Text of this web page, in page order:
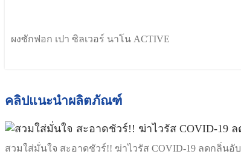
ผงซักฟอก เปา ซิลเวอร์ นาโน ACTIVE
คลิปแนะนำผลิตภัณฑ์
สวมใส่มั่นใจ สะอาดชัวร์!! ฆ่าไวรัส COVID-19 ลดกลิ่นอับ